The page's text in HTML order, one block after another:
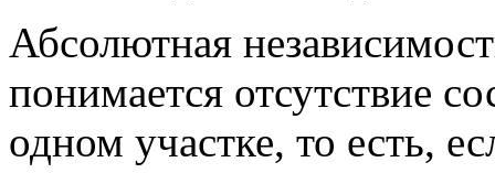
Абсолютная
понимается отсутствие
одном участке, то есть,